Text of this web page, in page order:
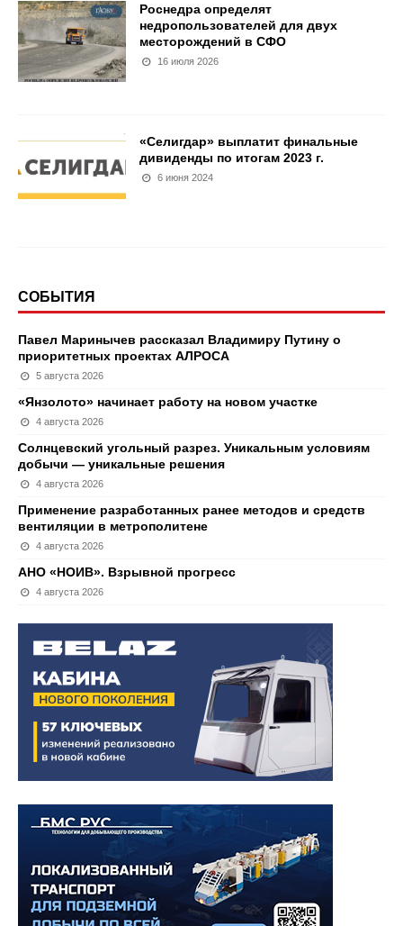
Роснедра определят
недропользователей для двух
месторождений в СФО
16 июля 2026
«Селигдар» выплатит финальные
дивиденды по итогам 2023 г.
6 июня 2024
СОБЫТИЯ
Павел Маринычев рассказал Владимиру Путину о
приоритетных проектах АЛРОСА
5 августа 2026
«Янзолото» начинает работу на новом участке
4 августа 2026
Солнцевский угольный разрез. Уникальным условиям
добычи — уникальные решения
4 августа 2026
Применение разработанных ранее методов и средств
вентиляции в метрополитене
4 августа 2026
АНО «НОИВ». Взрывной прогресс
4 августа 2026